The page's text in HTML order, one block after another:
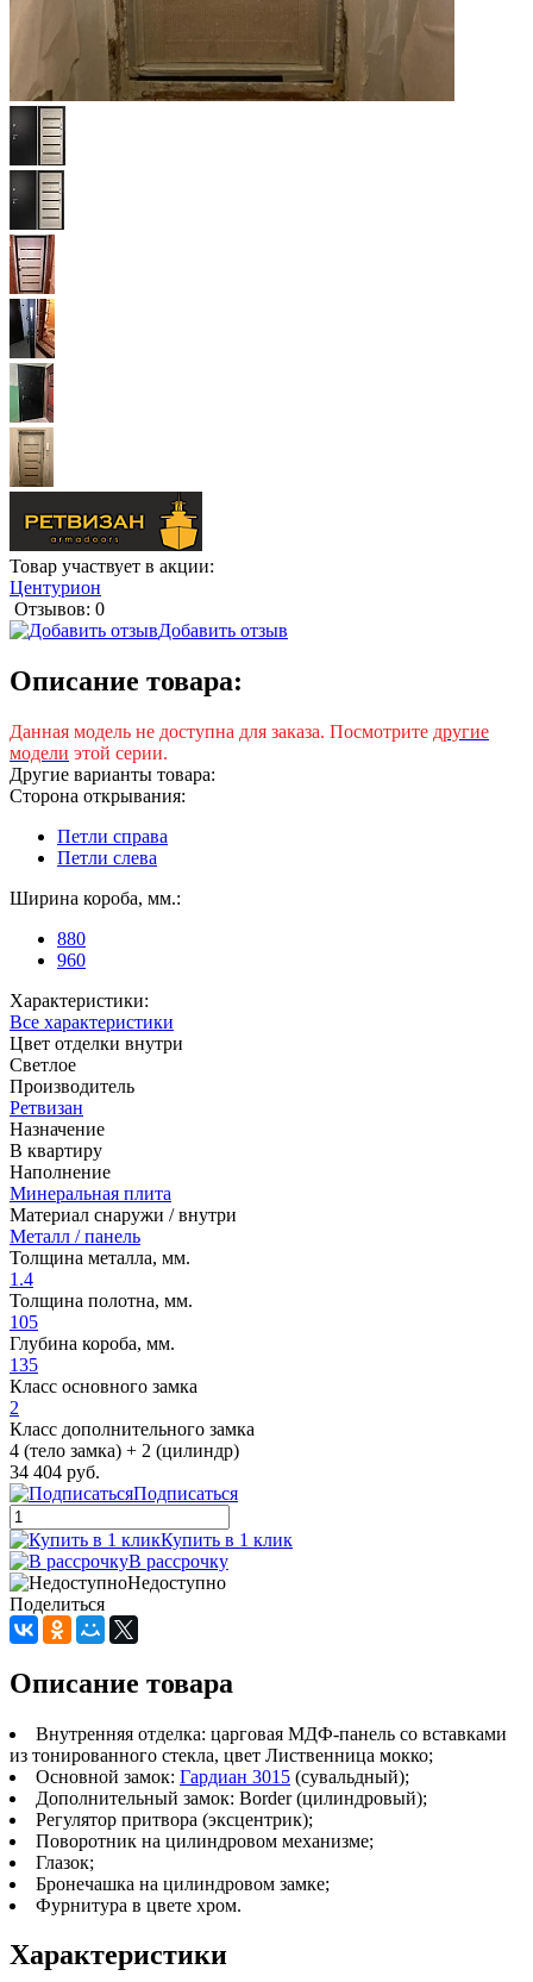
Товар участвует в акции:
Центурион
Отзывов: 0
Добавить отзыв
Описание товара:
Данная модель не доступна для заказа. Посмотрите другие
модели этой серии.
Другие варианты товара:
Сторона открывания:
Петли справа
Петли слева
Ширина короба, мм.:
880
960
Характеристики:
Все характеристики
Цвет отделки внутри
Светлое
Производитель
Ретвизан
Назначение
В квартиру
Наполнение
Минеральная плита
Материал снаружи / внутри
Металл / панель
Толщина металла, мм.
1.4
Толщина полотна, мм.
105
Глубина короба, мм.
135
Класс основного замка
2
Класс дополнительного замка
4 (тело замка) + 2 (цилиндр)
34 404 руб.
Подписаться
Купить в 1 клик
В рассрочку
Недоступно
Поделиться
Описание товара
Внутренняя отделка: царговая МДФ-панель со вставками
из тонированного стекла, цвет Лиственница мокко;
Основной замок: Гардиан 3015 (сувальдный);
Дополнительный замок: Border (цилиндровый);
Регулятор притвора (эксцентрик);
Поворотник на цилиндровом механизме;
Глазок;
Бронечашка на цилиндровом замке;
Фурнитура в цвете хром.
Характеристики